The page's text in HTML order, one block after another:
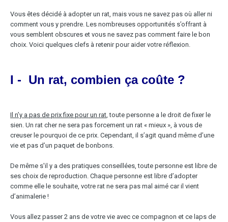
Vous êtes décidé à adopter un rat, mais vous ne savez pas où aller ni
comment vous y prendre. Les nombreuses opportunités s’offrant à
vous semblent obscures et vous ne savez pas comment faire le bon
choix. Voici quelques clefs à retenir pour aider votre réflexion.
I - Un rat, combien ça coûte ?
Il n’y a pas de prix fixe pour un rat , toute personne a le droit de fixer le
sien. Un rat cher ne sera pas forcement un rat « mieux », à vous de
creuser le pourquoi de ce prix. Cependant, il s’agit quand même d’une
vie et pas d’un paquet de bonbons.
De même s'il y a des pratiques conseillées, toute personne est libre de
ses choix de reproduction. Chaque personne est libre d’adopter
comme elle le souhaite, votre rat ne sera pas mal aimé car il vient
d’animalerie !
Vous allez passer 2 ans de votre vie avec ce compagnon et ce laps de